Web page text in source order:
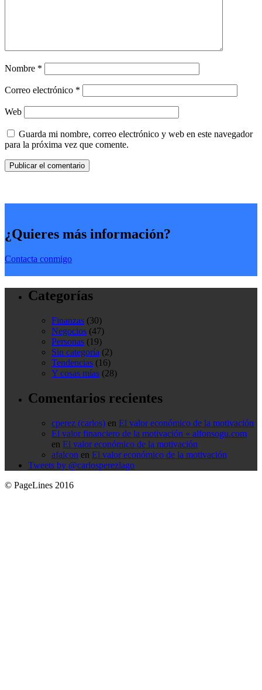
Nombre *
Correo electrónico *
Web
Guarda mi nombre, correo electrónico y web en este navegador
para la próxima vez que comente.
¿Quieres más información?
Contacta conmigo
Categorías
Finanzas (30)
Negocios (47)
Personas (19)
Sin categoría (2)
Tendencias (16)
Y cosas mías (28)
Comentarios recientes
cperez (carlos) en El valor económico de la motivación
El valor financiero de la motivación « alfonsogu.com
en El valor económico de la motivación
afalcon en El valor económico de la motivación
Tweets by @carlosperezlago
© PageLines 2016